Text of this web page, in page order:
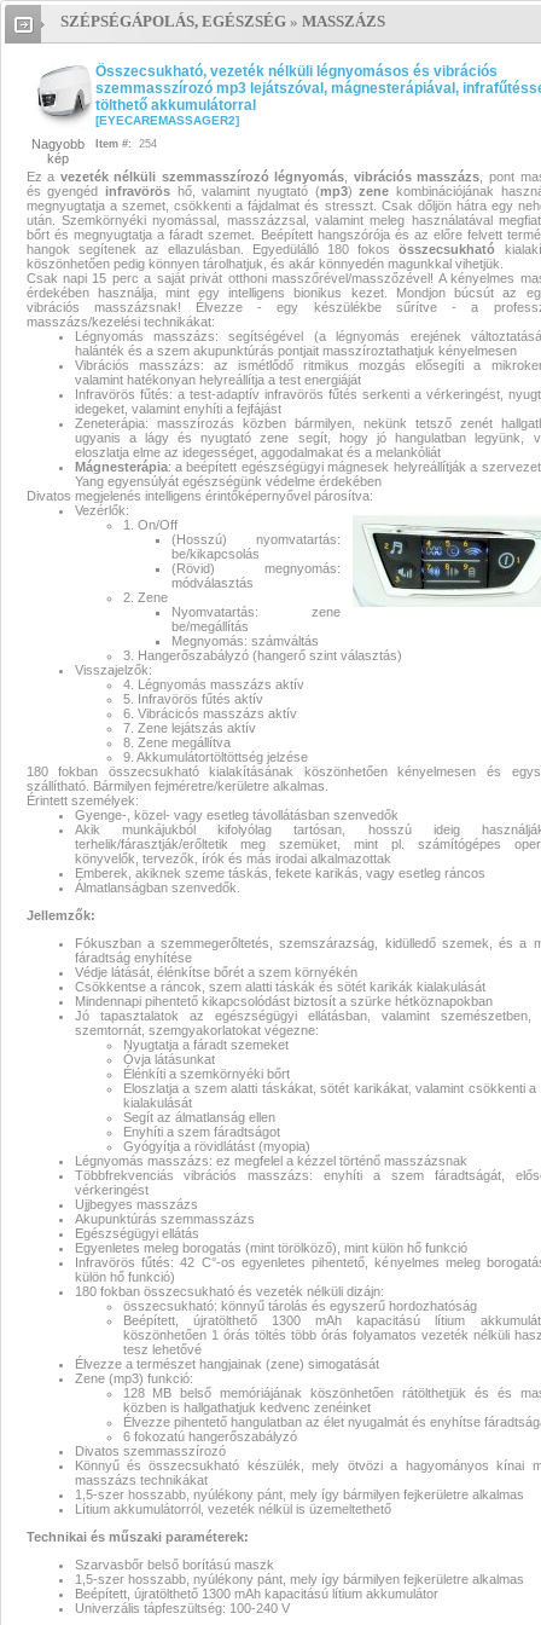
Összecsukható, vezeték nélküli
légnyomásos és vibrációs
szemmasszírozó mp3 lejátszóval,
mágnesterápiával, infrafűtéssel,
tölthető akkumulátorral
Összecsukható, vezeték nélküli
légnyomásos és vibrációs
szemmasszírozó mp3 lejátszóval,
mágnesterápiával, infrafűtéssel,
tölthető akkumulátorral
Összecsukható, vezeték nélküli
légnyomásos és vibrációs
szemmasszírozó mp3 lejátszóval,
mágnesterápiával, infrafűtéssel,
tölthető akkumulátorral
szemmasszírozó,vezeték nélküli
szemmasszírozó,vibrációs
szemmasszírozó,infravörös
szemmasszírozó,szemmasszírozó
mágnesterápia
szemmasszírozó,
szemmasszírozó,vezeték nélküli
szemmasszírozó,vibrációs
szemmasszírozó,infravörös
szemmasszírozó,szemmasszírozó
mágnesterápia,akkumulátoros
SZÉPSÉGÁPOLÁS, EGÉSZSÉG » MASSZÁZS
Nagyobb
kép
Összecsukható, vezeték nélküli légnyomásos és vibrációs
szemmasszírozó mp3 lejátszóval, mágnesterápiával,
tölthető akkumulátorral
[EYECAREMASSAGER2]
Item #: 254
Ez a vezeték nélküli szemmasszírozó légnyomás vibrációs masszázs , pont
és gyengéd infravöröshő, valamint nyugtató (mp3)zene kombinációjának
megnyugtatja a szemet, csökkenti a fájdalmat és stresszt. Csak dőljön hátra egy
után. Szemkörnyéki nyomással, masszázzsal, valamint meleg használatával
bőrt és megnyugtatja a fáradt szemet. Beépített hangszórója és az előre felvett
hangok segítenek az ellazulásban. Egyedülálló 180 fokosösszecsukható
köszönhetően pedig könnyen tárolhatjuk, és akár könnyedén magunkkal vihetjük.
Csak napi 15 perc a saját privát otthoni masszőrével/masszőzével! A kényelmes
érdekében használja, mint egy intelligens bionikus kezet. Mondjon búcsút az
vibrációs masszázsnak! Élvezze - egy készülékbe sűrítve - a
masszázs/kezelési technikákat:
Légnyomás masszázs: segítségével (a légnyomás erejének
halánték és a szem akupunktúrás pontjait masszíroztathatjuk kényelmesen
Vibrációs masszázs: az ismétlődő ritmikus mozgás elősegíti a
valamint hatékonyan helyreállítja a test energiáját
Infravörös fűtés: a test-adaptív infravörös fűtés serkenti a vérkeringést,
idegeket, valamint enyhíti a fejfájást
Zeneterápia: masszírozás közben bármilyen, nekünk tetsző zenét
ugyanis a lágy és nyugtató zene segít, hogy jó hangulatban legyünk,
eloszlatja elme az idegességet, aggodalmakat és a melankóliát
Mágnesterápia: a beépített egészségügyi mágnesek helyreállítják a
Yang egyensúlyát egészségünk védelme érdekében
Divatos megjelenés intelligens érintőképernyővel párosítva:
Vezérlők:
1. On/Off
(Hosszú) nyomvatartás:
be/kikapcsolás
(Rövid) megnyomás:
módválasztás
2. Zene
Nyomvatartás: zene
be/megállítás
Megnyomás: számváltás
3. Hangerőszabályzó (hangerő szint választás)
Visszajelzők:
4. Légnyomás masszázs aktív
5. Infravörös fűtés aktív
6. Vibrácicós masszázs aktív
7. Zene lejátszás aktív
8. Zene megállítva
9. Akkumulátortöltöttség jelzése
180 fokban összecsukható kialakításának köszönhetően kényelmesen és
szállítható. Bármilyen fejméretre/kerületre alkalmas.
Érintett személyek:
Gyenge-, közel- vagy esetleg távollátásban szenvedők
Akik munkájukból kifolyólag tartósan, hosszú ideig
terhelik/fárasztják/erőltetik meg szemüket, mint pl. számítógépes
könyvelők, tervezők, írók és más irodai alkalmazottak
Emberek, akiknek szeme táskás, fekete karikás, vagy esetleg ráncos
Álmatlanságban szenvedők.
Jellemzők:
Fókuszban a szemmegerőltetés, szemszárazság, kidülledő szemek, és a
fáradtság enyhítése
Védje látását, élénkítse bőrét a szem környékén
Csökkentse a ráncok, szem alatti táskák és sötét karikák kialakulását
Mindennapi pihentető kikapcsolódást biztosít a szürke hétköznapokban
Jó tapasztalatok az egészségügyi ellátásban, valamint szemészetben,
szemtornát, szemgyakorlatokat végezne:
Nyugtatja a fáradt szemeket
Óvja látásunkat
Élénkíti a szemkörnyéki bőrt
Eloszlatja a szem alatti táskákat, sötét karikákat, valamint csökkenti a
kialakulását
Segít az álmatlanság ellen
Enyhíti a szem fáradtságot
Gyógyítja a rövidlátást (myopia)
Légnyomás masszázs: ez megfelel a kézzel történő masszázsnak
Többfrekvenciás vibrációs masszázs: enyhíti a szem fáradtságát,
vérkeringést
Ujjbegyes masszázs
Akupunktúrás szemmasszázs
Egészségügyi ellátás
Egyenletes meleg borogatás (mint törölköző), mint külön hő funkció
Infravörös fűtés: 42 C°-os egyenletes pihentető, kényelmes meleg
külön hő funkció)
180 fokban összecsukható és vezeték nélküli dizájn:
összecsukható: könnyű tárolás és egyszerű hordozhatóság
Beépített, újratölthető 1300 mAh kapacitású lítium
köszönhetően 1 órás töltés több órás folyamatos vezeték nélküli
tesz lehetővé
Élvezze a természet hangjainak (zene) simogatását
Zene (mp3) funkció:
128 MB belső memóriájának köszönhetően rátölthetjük és és
közben is hallgathatjuk kedvenc zenéinket
Élvezze pihentető hangulatban az élet nyugalmát és enyhítse
6 fokozatú hangerőszabályzó
Divatos szemmasszírozó
Könnyű és összecsukható készülék, mely ötvözi a hagyományos kínai
masszázs technikákat
1,5-szer hosszabb, nyúlékony pánt, mely így bármilyen fejkerületre alkalmas
Lítium akkumulátorról, vezeték nélkül is üzemeltethető
Technikai és műszaki paraméterek:
Szarvasbőr belső borítású maszk
1,5-szer hosszabb, nyúlékony pánt, mely így bármilyen fejkerületre alkalmas
Beépített, újratölthető 1300 mAh kapacitású lítium akkumulátor
Univerzális tápfeszültség: 100-240 V